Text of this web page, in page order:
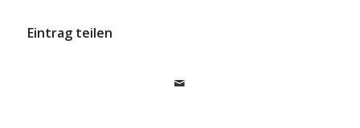
Eintrag teilen